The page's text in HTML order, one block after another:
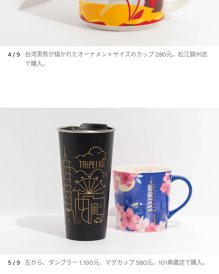
4 / 9
台湾黒熊が描かれたオーナメントサイズのカップ 280元。松江錦州店
で購入。
5 / 9 左から、タンブラー 1,100元、マグカップ 580元。101典藏店で購入。